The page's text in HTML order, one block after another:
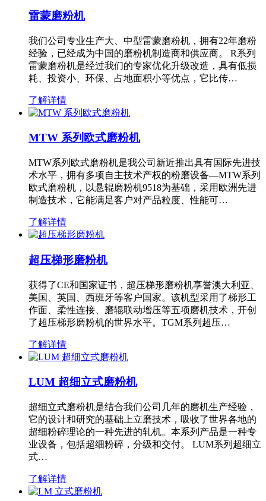
雷蒙磨粉机
我们公司专业生产大、中型雷蒙磨粉机，拥有22年磨粉
经验，已经成为中国的磨粉机制造商和供应商。 R系列
雷蒙磨粉机是经过我们的专家优化升级改造，具有低损
耗、投资小、环保、占地面积小等优点，它比传…
了解详情
MTW 系列欧式磨粉机
MTW系列欧式磨粉机是我公司新近推出具有国际先进技
术水平，拥有多项自主技术产权的粉磨设备—MTW系列
欧式磨粉机，以悬辊磨粉机9518为基础，采用欧洲先进
制造技术，它能满足客户对产品粒度、性能可…
了解详情
超压梯形磨粉机
获得了CE和国家证书，超压梯形磨粉机享誉澳大利亚、
美国、英国、西班牙等客户国家。该机型采用了梯形工
作面、柔性连接、磨辊联动增压等五项磨机技术，开创
了超压梯形磨粉机的世界水平。TGM系列超压…
了解详情
LUM 超细立式磨粉机
超细立式磨粉机是结合我们公司几年的磨机生产经验，
它的设计和研究的基础上立磨技术，吸收了世界各地的
超细粉碎理论的一种先进的轧机。本系列产品是一种专
业设备，包括超细粉碎，分级和交付。 LUM系列超细立
式…
了解详情